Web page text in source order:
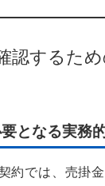
認するた
となる実務
約では、売掛